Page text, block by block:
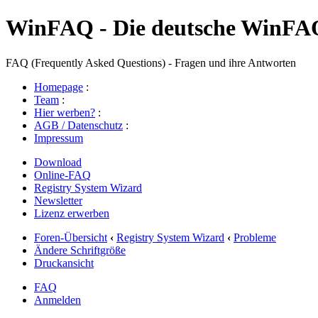
WinFAQ - Die deutsche
FAQ (Frequently Asked Questions) - Fragen und ihre Antworten
Homepage :
Team :
Hier werben? :
AGB / Datenschutz :
Impressum
Download
Online-FAQ
Registry System Wizard
Newsletter
Lizenz erwerben
Foren-Übersicht ‹ Registry System Wizard ‹ Probleme
Ändere Schriftgröße
Druckansicht
FAQ
Anmelden